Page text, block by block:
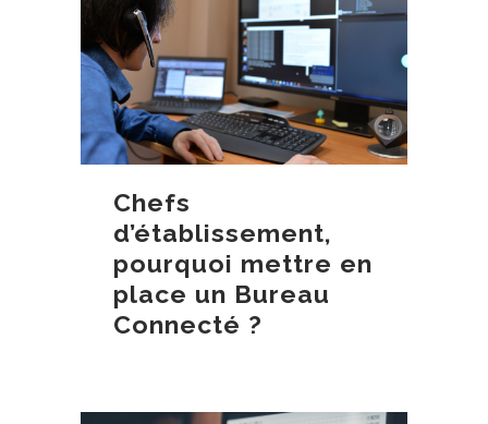
Chefs
d’établissement,
pourquoi mettre en
place un Bureau
Connecté ?